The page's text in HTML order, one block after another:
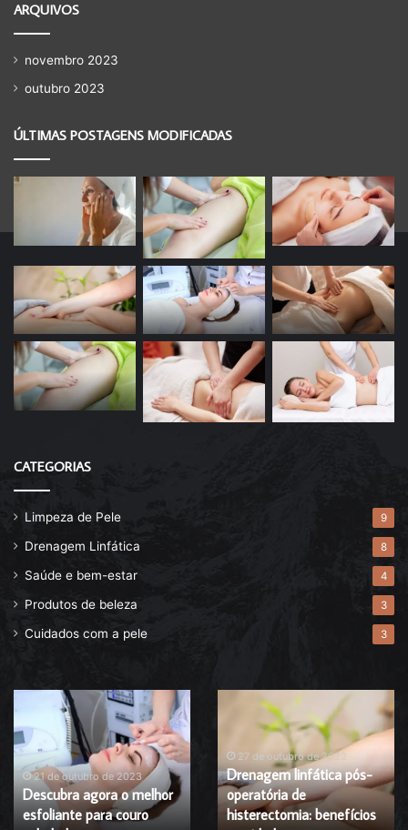
ARQUIVOS
novembro 2023
outubro 2023
ÚLTIMAS POSTAGENS MODIFICADAS
CATEGORIAS
Limpeza de Pele 9
Drenagem Linfática 8
Saúde e bem-estar 4
Produtos de beleza 3
Cuidados com a pele 3
Descubra
o
melhor
esfoliante
para
couro
21 de outubro de 2023
Descubra agora o melhor
esfoliante para couro
Drenagem
operatória
de
histerectomia:
benefícios
27 de outubro de 2023
Drenagem linfática pós-
operatória de
histerectomia: benefícios